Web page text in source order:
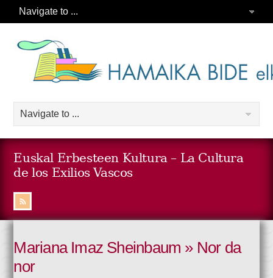
Euskal Erbesteen Kultura – La Cultura
de los Exilios Vascos
Mariana Imaz Sheinbaum » Nor da
nor